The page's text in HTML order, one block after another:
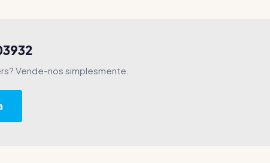
Vende-nos simplesmente.